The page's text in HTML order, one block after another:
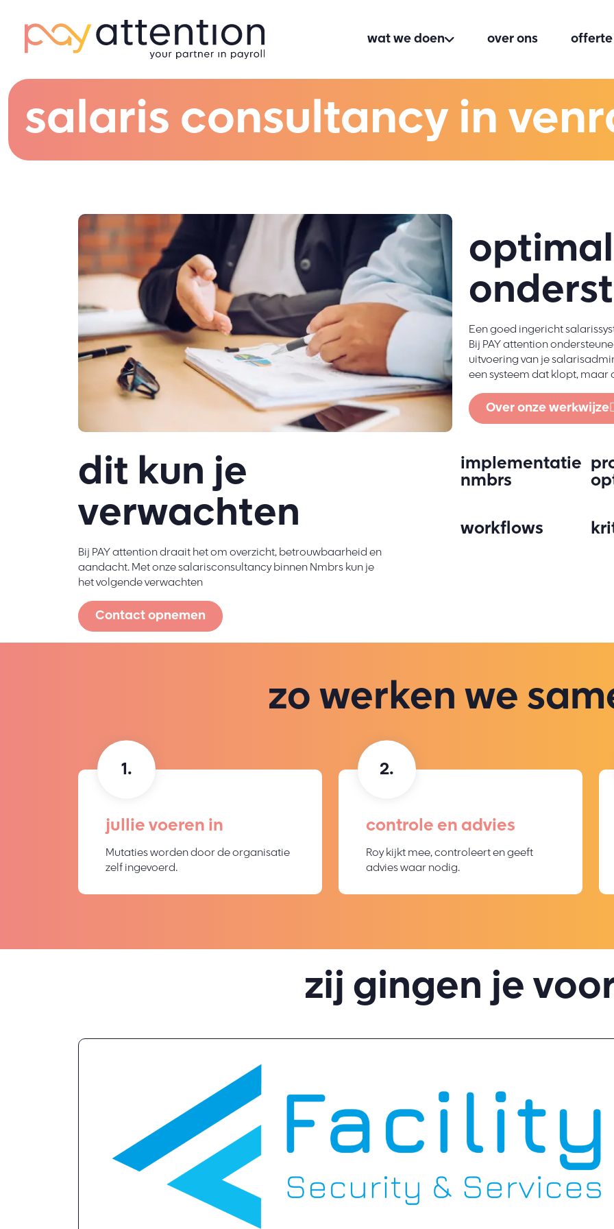
wat we doen over ons
salaris consultancy in
Een goed ingericht
Bij PAY attention
uitvoering van je
een systeem dat klopt,
Over onze werkwijze
dit kun je
verwachten
Bij PAY attention draait het om overzicht, betrouwbaarheid en
aandacht. Met onze salarisconsultancy binnen Nmbrs kun je
het volgende verwachten
Contact opnemen
implementatie
nmbrs
workflows
zo werken we
jullie voeren in
Mutaties worden door de organisatie
zelf ingevoerd.
controle en advies
Roy kijkt mee, controleert en geeft
advies waar nodig.
zij gingen je